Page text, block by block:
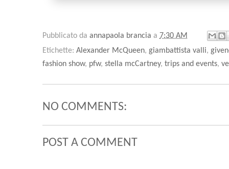
Pubblicato da annapaola brancia a 7:30 AM
Etichette: Alexander McQueen, giambattista valli,
fashion show, pfw, stella mcCartney, trips and events,
NO COMMENTS:
POST A COMMENT